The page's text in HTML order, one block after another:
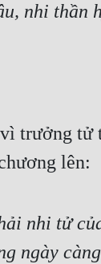
nhi
trưởng tử
lên:
nhi tử
ngày